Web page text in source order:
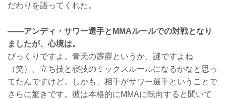
だわりを語ってくれた。
――アンディ・サワー選手とMMAルールでの対戦となり
ましたが、心境は。
びっくりですよ。青天の霹靂というか、謎ですよね
（笑）。立ち技と寝技のミックスルールになるかなと思っ
てたんですけど。しかも、相手がサワー選手ということで
さらに驚きです。彼は本格的にMMAに転向すると聞いて